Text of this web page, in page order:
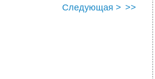
Следующая > >>